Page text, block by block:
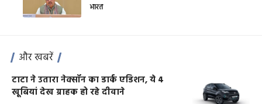
भारत
और खबरें
टाटा ने उतारा नेक्सॉन का डार्क एडिशन, ये 4
खूबियां देख ग्राहक हो रहे दीवाने